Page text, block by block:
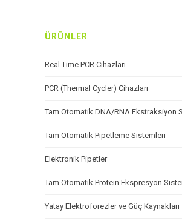
ÜRÜNLER
Real Time PCR Cihazları
PCR (Thermal Cycler) Cihazları
Tam Otomatik DNA/RNA Ekstraksiyon
Tam Otomatik Pipetleme Sistemleri
Elektronik Pipetler
Tam Otomatik Protein Ekspresyon
Yatay Elektroforezler ve Güç Kaynakları